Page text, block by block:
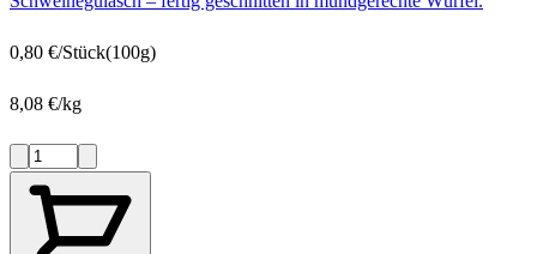
0,80 €/Stück(100g)
8,08 €/kg